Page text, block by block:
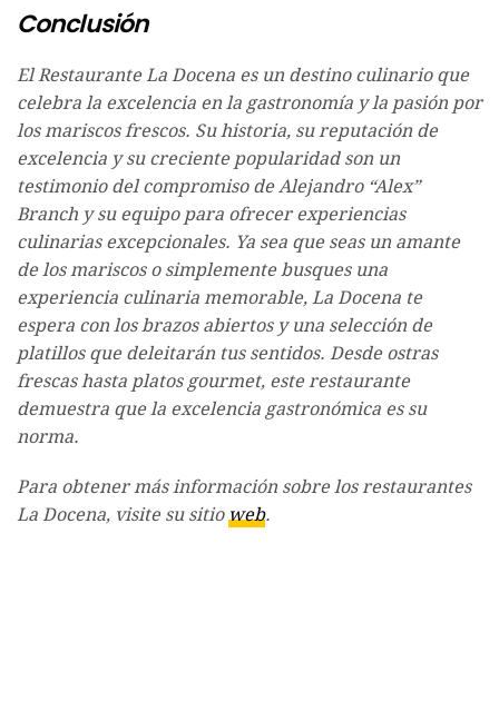
Conclusión
El Restaurante La Docena es un destino culinario que
celebra la excelencia en la gastronomía y la pasión por
los mariscos frescos. Su historia, su reputación de
excelencia y su creciente popularidad son un
testimonio del compromiso de Alejandro “Alex”
Branch y su equipo para ofrecer experiencias
culinarias excepcionales. Ya sea que seas un amante
de los mariscos o simplemente busques una
experiencia culinaria memorable, La Docena te
espera con los brazos abiertos y una selección de
platillos que deleitarán tus sentidos. Desde ostras
frescas hasta platos gourmet, este restaurante
demuestra que la excelencia gastronómica es su
norma.
Para obtener más información sobre los restaurantes
La Docena, visite su sitioweb.